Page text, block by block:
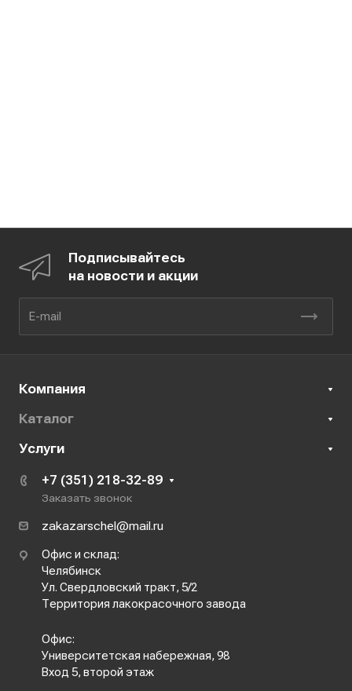
Подписывайтесь
на новости и акции
Компания
Каталог
Услуги
+7 (351) 218-32-89
Заказать звонок
zakazarschel@mail.ru
Офис и склад:
Челябинск
Ул. Свердловский тракт, 5/2
Территория лакокрасочного завода
Офис:
Университетская набережная, 98
Вход 5, второй этаж